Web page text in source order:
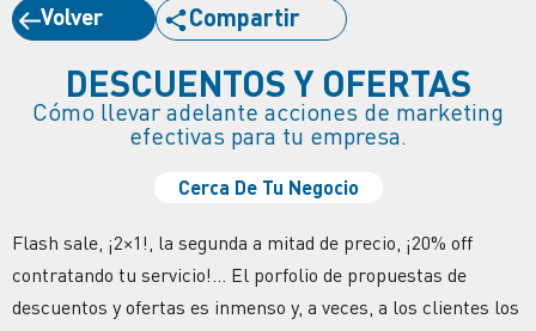
Volver Compartir
DESCUENTOS Y OFERTAS
Cómo llevar adelante acciones de marketing
efectivas para tu empresa.
Cerca De Tu Negocio
Flash sale, ¡2×1!, la segunda a mitad de precio, ¡20% off
contratando tu servicio!… El porfolio de propuestas de
descuentos y ofertas es inmenso y, a veces, a los clientes los